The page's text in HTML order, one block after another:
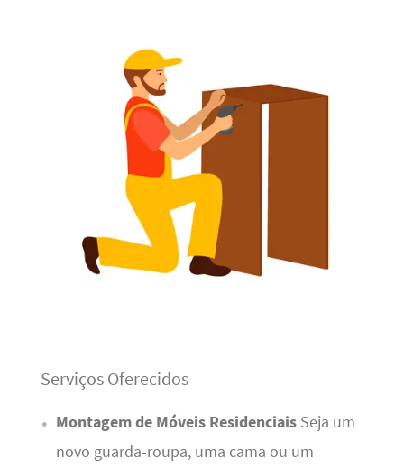
Serviços Oferecidos
Montagem de Móveis ResidenciaisSeja um
novo guarda-roupa, uma cama ou um